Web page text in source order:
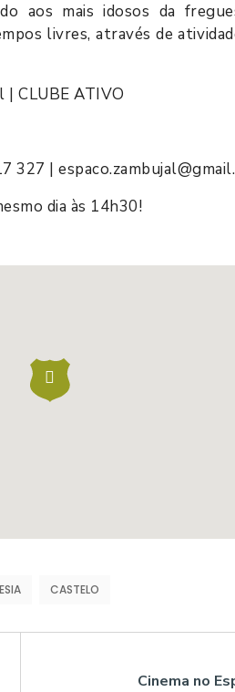
aos mais idosos da
livres, através de
| CLUBE ATIVO
327 |
dia às 14h30!
CASTELO
Cinema no